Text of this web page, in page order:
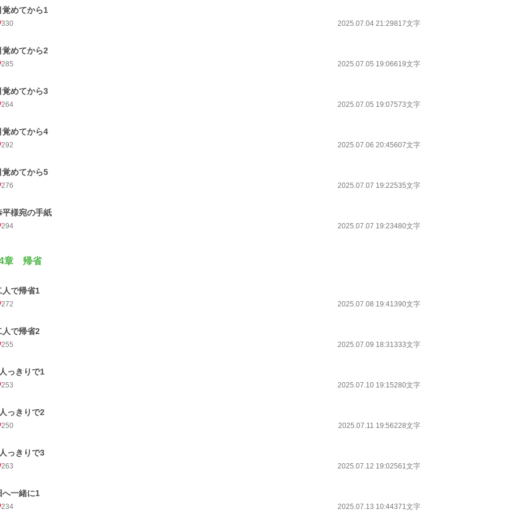
覚めてから1
330 2025.07.04 21:29817文字
覚めてから2
285 2025.07.05 19:06619文字
覚めてから3
264 2025.07.05 19:07573文字
覚めてから4
292 2025.07.06 20:45607文字
覚めてから5
276 2025.07.07 19:22535文字
平様宛の手紙
294 2025.07.07 19:23480文字
章 帰省
人で帰省1
272 2025.07.08 19:41390文字
人で帰省2
255 2025.07.09 18:31333文字
っきりで1
253 2025.07.10 19:15280文字
っきりで2
250 2025.07.11 19:56228文字
っきりで3
263 2025.07.12 19:02561文字
へ一緒に1
234 2025.07.13 10:44371文字